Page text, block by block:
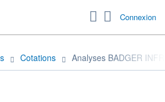
Connexion
Cotations Analyses BADGER